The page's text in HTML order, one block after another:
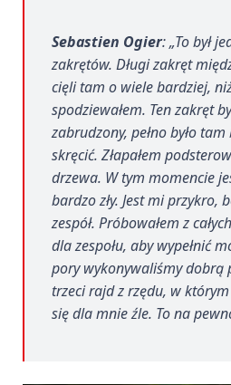
Sebastien Ogier: „To był
zakrętów. Długi zakręt
cięli tam o wiele bardziej,
spodziewałem. Ten zakręt
zabrudzony, pełno było
skręcić. Złapałem
drzewa. W tym momencie
bardzo zły. Jest mi przykro,
zespół. Próbowałem z
dla zespołu, aby wypełnić
pory wykonywaliśmy dobrą
trzeci rajd z rzędu, w
się dla mnie źle. To na